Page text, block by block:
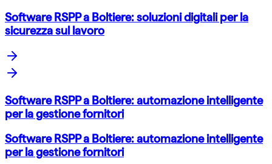
Software RSPP a Boltiere: soluzioni digitali per la
sicurezza sul lavoro
Software RSPP a Boltiere: automazione intelligente
per la gestione fornitori
Software RSPP a Boltiere: automazione intelligente
per la gestione fornitori